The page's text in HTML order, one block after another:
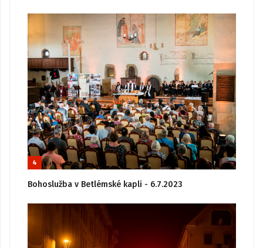
4
Bohoslužba v Betlémské kapli - 6.7.2023